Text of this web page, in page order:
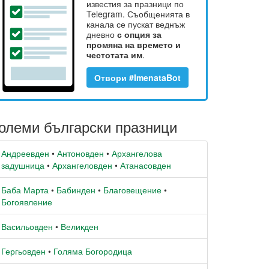
известия за празници по
Telegram. Съобщенията в
канала се пускат веднъж
дневно с опция за
промяна на времето и
честотата им.
Отвори #ImenataBot
български празници
Андреевден • Антоновден • Архангелова
задушница • Архангеловден • Атанасовден
Баба Марта • Бабинден • Благовещение •
Богоявление
Васильовден • Великден
Гергьовден • Голяма Богородица